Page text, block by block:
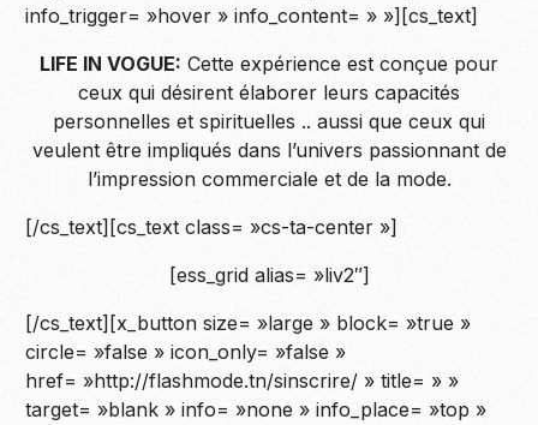
info_trigger= »hover » info_content= » »][cs_text]
LIFE IN VOGUE: Cette expérience est conçue pour
ceux qui désirent élaborer leurs capacités
personnelles et spirituelles .. aussi que ceux qui
veulent être impliqués dans l’univers passionnant de
l’impression commerciale et de la mode.
[/cs_text][cs_text class= »cs-ta-center »]
[ess_grid alias= »liv2″]
[/cs_text][x_button size= »large » block= »true »
circle= »false » icon_only= »false »
href= »http://flashmode.tn/sinscrire/ » title= » »
target= »blank » info= »none » info_place= »top »